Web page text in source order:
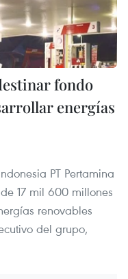
fondo
energías
PT Pertamina
17 mil 600 millones
renovables
del grupo,